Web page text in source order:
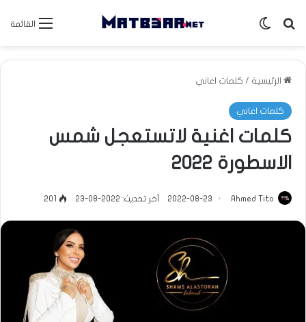
القائمة بحث عنالوضع المظلم
الرئيسية / كلمات اغاني
كلمات اغاني
كلمات اغنية لاتستعجل شمس
الاسطورة 2022
Ahmed Tito
2022-08-23 آخر تحديث: 2022-08-23 201